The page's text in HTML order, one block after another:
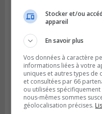
LONGUEUIL
Publié le 6 août 2026 à 05h11
Une poussée
vers la victoire à
Stocker et/ou
appareil
En savoir plus
Vos données à caractère
informations liées à votre
uniques et autres types de
et consultées par 66
ou utilisées
nous-mêmes sommes
géolocalisation précises.